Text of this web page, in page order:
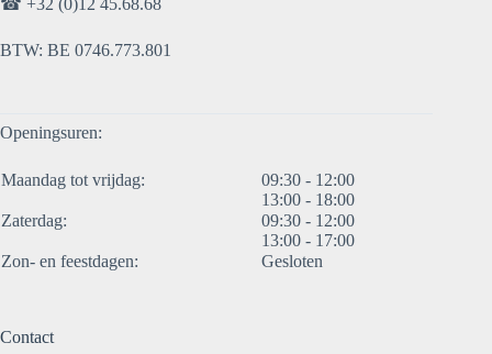
BTW: BE 0746.773.801
Openingsuren:
Maandag tot vrijdag:
09:30 - 12:00
13:00 - 18:00
Zaterdag:
09:30 - 12:00
13:00 - 17:00
Zon- en feestdagen:
Gesloten
Contact